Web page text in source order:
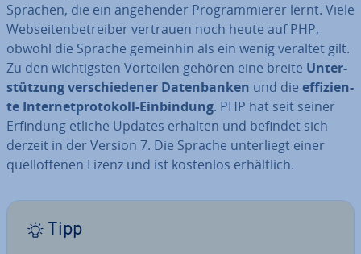
Sprachen, die ein an­ge­hen­der Pro­gram­mie­rer lernt. Viele
Web­sei­ten­be­trei­ber vertrauen noch heute auf PHP,
obwohl die Sprache gemeinhin als ein wenig veraltet gilt.
Zu den wich­tigs­ten Vorteilen gehören eine breite Un­ter­
stüt­zung ver­schie­de­ner Da­ten­ban­ken und die ef­fi­zi­en­
te In­ter­net­pro­to­koll-Ein­bin­dung. PHP hat seit seiner
Erfindung etliche Updates erhalten und befindet sich
derzeit in der Version 7. Die Sprache un­ter­liegt einer
quell­of­fe­nen Lizenz und ist kostenlos er­hält­lich.
Tipp